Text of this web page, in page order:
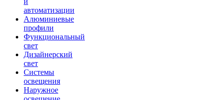
автоматизации
Алюминиевые
профили
Функциональный
свет
Дизайнерский
свет
Системы
освещения
Наружное